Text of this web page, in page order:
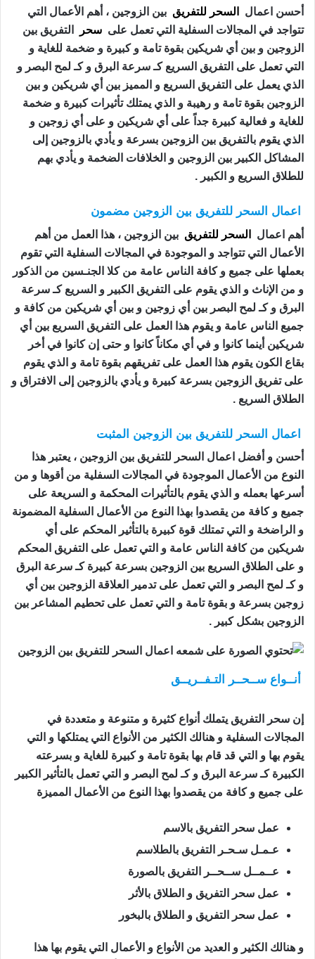
أحسن اعمال السحر للتفريق بين الزوجين ، أهم الأعمال التي
تتواجد في المجالات السفلية التي تعمل على سحر
التفريق بين
الزوجين و بين أي شريكين بقوة تامة و كبيرة و ضخمة للغاية و
التي تعمل على التفريق السريع كـ سرعة البرق و كـ لمح البصر و
الذي يعمل على التفريق السريع و المميز بين أي شريكين و بين
الزوجين بقوة تامة و رهيبة و الذي يمتلك تأثيرات كبيرة و ضخمة
للغاية و فعالية كبيرة جداً على أي شريكين و على أي زوجين و
الذي يقوم بالتفريق بين الزوجين بسرعة و يأدي بالزوجين إلى
المشاكل الكبير بين الزوجين و الخلافات الضخمة و يأدي بهم
للطلاق السريع و الكبير .
اعمال السحر للتفريق بين الزوجين مضمون
أهم اعمال السحر للتفريق بين الزوجين ، هذا العمل من أهم
الأعمال التي تتواجد و الموجودة في المجالات السفلية التي تقوم
بعملها على جميع و كافة الناس عامة من كلا الجنـسين من الذكور
و من الإناث و الذي يقوم على التفريق الكبير و السريع كـ سرعة
البرق و كـ لمح البصر بين أي زوجين و بين أي شريكين من كافة و
جميع الناس عامة و يقوم هذا العمل على التفريق السريع بين أي
شريكين أينما كانوا و في أي مكاناً كانوا و حتى إن كانوا في أخر
بقاع الكون يقوم هذا العمل على تفريقهم بقوة تامة و الذي يقوم
على تفريق الزوجين بسرعة كبيرة و يأدي بالزوجين إلى الافتراق و
الطلاق السريع .
اعمال السحر للتفريق بين الزوجين المثبت
أحسن و أفضل اعمال السحر للتفريق بين الزوجين ، يعتبر هذا
النوع من الأعمال الموجودة في المجالات السفلية من أقوها و من
أسرعها بعمله و الذي يقوم بالتأثيرات المحكمة و السريعة على
جميع و كافة من يقصدوا بهذا النوع من الأعمال السفلية المضمونة
و الراضخة و التي تمتلك قوة كبيرة بالتأثير المحكم على أي
شريكين من كافة الناس عامة و التي تعمل على التفريق المحكم
و على الطلاق السريع بين الزوجين بسرعة كبيرة كـ سرعة البرق
و كـ لمح البصر و التي تعمل على تدمير العلاقة الزوجين بين أي
زوجين بسرعة و بقوة تامة و التي تعمل على تحطيم المشاعر بين
الزوجين بشكل كبير .
أنــواع ســحــر التـفــريــق
إن سحر التفريق يتملك أنواع كثيرة و متنوعة و متعددة في
المجالات السفلية و هنالك الكثير من الأنواع التي يمتلكها و التي
يقوم بها و التي قد قام بها بقوة تامة و كبيرة للغاية و بسرعته
الكبيرة كـ سرعة البرق و كـ لمح البصر و التي تعمل بالتأثير الكبير
على جميع و كافة من يقصدوا بهذا النوع من الأعمال المميزة
عمل سحر التفريق بالاسم
عـمـل سـحـر التفريق بالطلاسم
عــمــل ســحــر التفريق بالصورة
عمل سحر التفريق و الطلاق بالأثر
عمل سحر التفريق و الطلاق بالبخور
و هنالك الكثير و العديد من الأنواع و الأعمال التي يقوم بها هذا